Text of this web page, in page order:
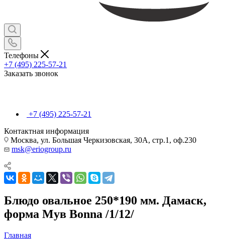
Телефоны
+7 (495) 225-57-21
Заказать звонок
+7 (495) 225-57-21
Контактная информация
Москва, ул. Большая Черкизовская, 30А, стр.1, оф.230
msk@eriogroup.ru
Блюдо овальное 250*190 мм. Дамаск,
форма Мув Bonna /1/12/
Главная